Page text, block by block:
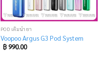
POD เติมน้ำยา
Voopoo Argus G3 Pod System
฿990.00